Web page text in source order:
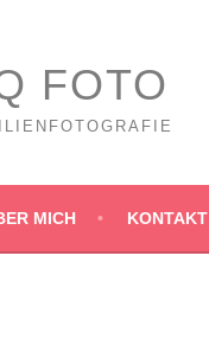
FOTO
MICH KONTAKT